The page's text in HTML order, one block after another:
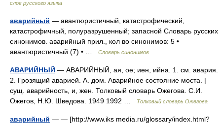
слов русского языка
аварийный — авантюристичный, катастрофический,
катастрофичный, полуразрушенный; запасной Словарь русских
синонимов. аварийный прил., кол во синонимов: 5 •
авантюристичный (7) • …
Словарь синонимов
АВАРИЙНЫЙ — АВАРИЙНЫЙ, ая, ое; иен, ийна. 1. см. авария.
2. Грозящий аварией. А. дом. Аварийное состояние моста. |
сущ. аварийность, и, жен. Толковый словарь Ожегова. С.И.
Ожегов, Н.Ю. Шведова. 1949 1992 …
Толковый словарь Ожегова
аварийный — — [http://www.iks media.ru/glossary/index.html?